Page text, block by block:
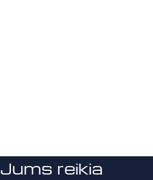
Jums reikia